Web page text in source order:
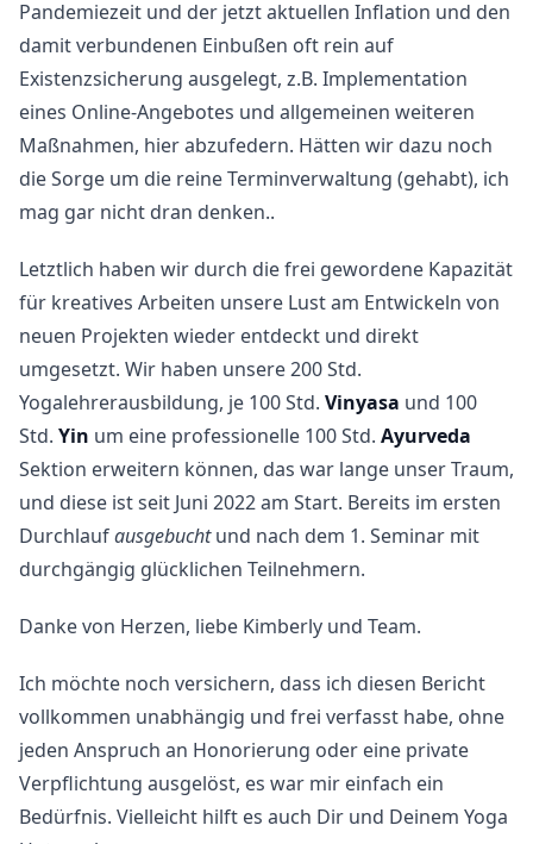
Pandemiezeit und der jetzt aktuellen Inflation und den
damit verbundenen Einbußen oft rein auf
Existenzsicherung ausgelegt, z.B. Implementation
eines Online-Angebotes und allgemeinen weiteren
Maßnahmen, hier abzufedern. Hätten wir dazu noch
die Sorge um die reine Terminverwaltung (gehabt), ich
mag gar nicht dran denken..
Letztlich haben wir durch die frei gewordene Kapazität
für kreatives Arbeiten unsere Lust am Entwickeln von
neuen Projekten wieder entdeckt und direkt
umgesetzt. Wir haben unsere 200 Std.
Yogalehrerausbildung, je 100 Std. Vinyasa und 100
Std. Yin um eine professionelle 100 Std. Ayurveda
Sektion erweitern können, das war lange unser Traum,
und diese ist seit Juni 2022 am Start. Bereits im ersten
Durchlaufausgebuchtund nach dem 1. Seminar mit
durchgängig glücklichen Teilnehmern.
Danke von Herzen, liebe Kimberly und Team.
Ich möchte noch versichern, dass ich diesen Bericht
vollkommen unabhängig und frei verfasst habe, ohne
jeden Anspruch an Honorierung oder eine private
Verpflichtung ausgelöst, es war mir einfach ein
Bedürfnis. Vielleicht hilft es auch Dir und Deinem Yoga